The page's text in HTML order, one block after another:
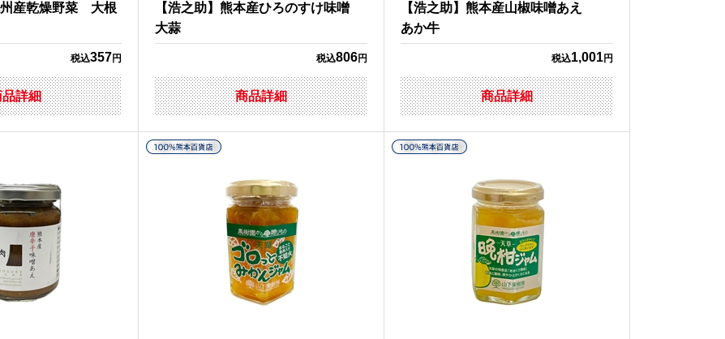
州産乾燥野菜 大根
税込357円
品詳細
【浩之助】熊本産ひろのすけ味噌
大蒜
税込806円
商品詳細
【浩之助】熊本産山椒味噌あえ
あか牛
税込1,001円
商品詳細